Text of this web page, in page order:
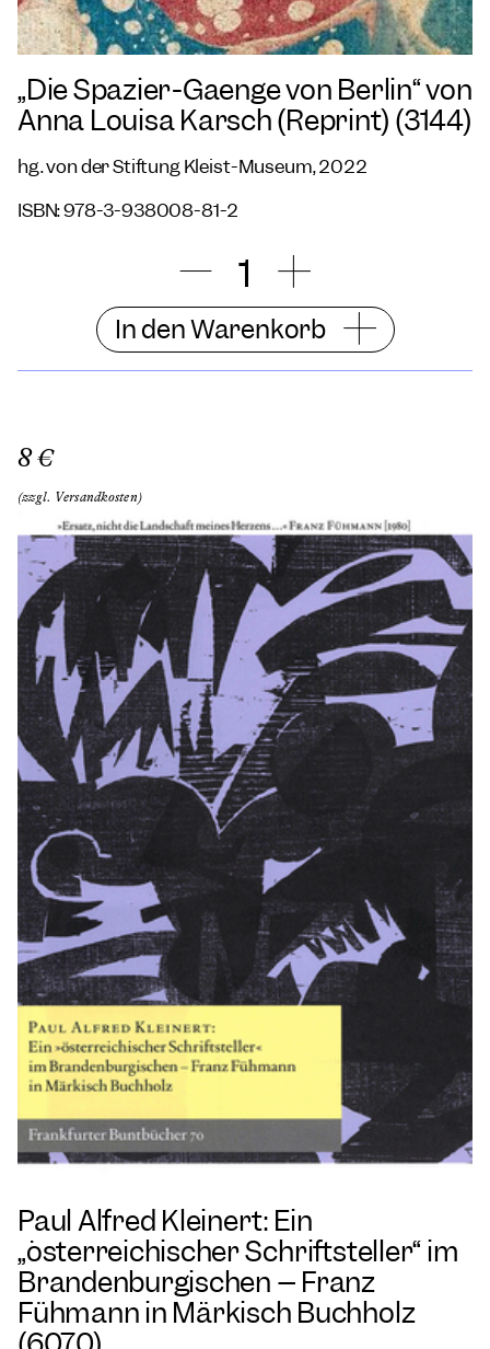
„Die Spazier-Gaenge von Berlin“ von
Anna Louisa Karsch (Reprint) (3144)
hg. von der Stiftung Kleist-Museum, 2022
ISBN: 978-3-938008-81-2
In den Warenkorb
8 €
(zzgl. Versandkosten)
Paul Alfred Kleinert: Ein
„österreichischer Schriftsteller“ im
Brandenburgischen – Franz
Fühmann in Märkisch Buchholz